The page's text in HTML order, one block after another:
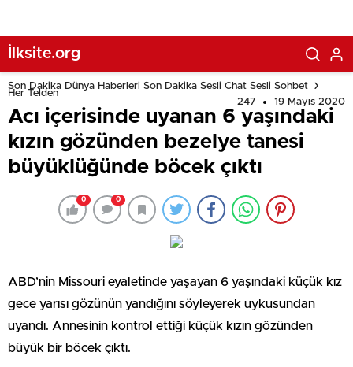
İlksite.org
Son Dakika Dünya Haberleri Son Dakika Sesli Chat Sesli Sohbet
Her Telden
247
19 Mayıs 2020
Acı içerisinde uyanan 6 yaşındaki
kızın gözünden bezelye tanesi
büyüklüğünde böcek çıktı
0 0
ABD’nin Missouri eyaletinde yaşayan 6 yaşındaki küçük kız
gece yarısı gözünün yandığını söyleyerek uykusundan
uyandı. Annesinin kontrol ettiği küçük kızın gözünden
büyük bir böcek çıktı.